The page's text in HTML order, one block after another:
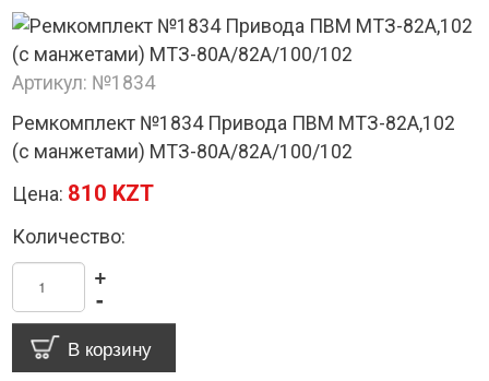
Артикул: №1834
Ремкомплект №1834 Привода ПВМ МТЗ-82А,102
(с манжетами) МТЗ-80А/82А/100/102
Цена: 810 KZT
Количество:
-
+